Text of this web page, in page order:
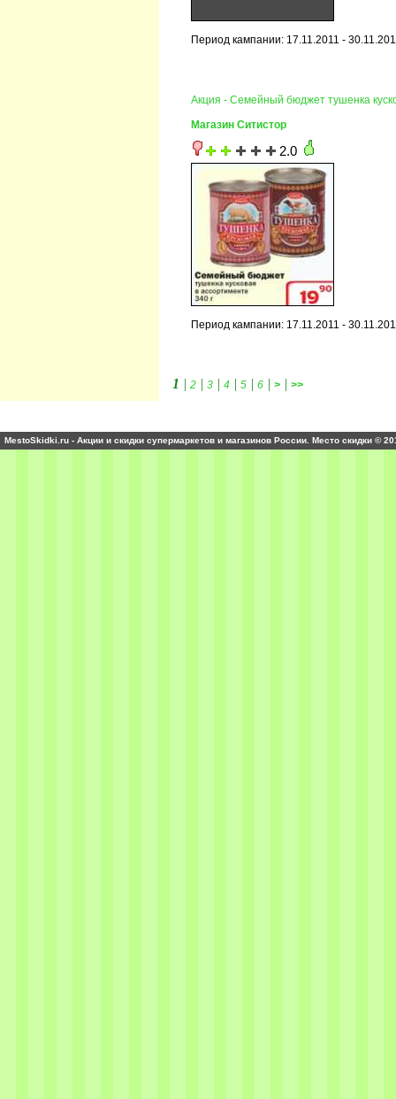
Период кампании: 17.11.2011 -
Акция - Семейный бюджет тушенка
Магазин Ситистор
2.0
Период кампании: 17.11.2011 -
1 | 2 | 3 | 4 | 5 | 6 | > | >>
MestoSkidki.ru - Акции и скидки супермаркетов и магазинов России. Место скидки ©